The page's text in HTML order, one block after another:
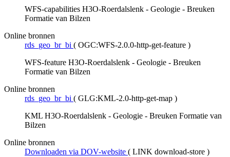
WFS-capabilities H3O-Roerdalslenk - Geologie - Breuken
Formatie van Bilzen
Online bronnen
rds_geo_br_bi ( OGC:WFS-2.0.0-http-get-feature )
WFS-feature H3O-Roerdalslenk - Geologie - Breuken
Formatie van Bilzen
Online bronnen
rds_geo_br_bi ( GLG:KML-2.0-http-get-map )
KML H3O-Roerdalslenk - Geologie - Breuken Formatie van
Bilzen
Online bronnen
Downloaden via DOV-website ( LINK download-store )